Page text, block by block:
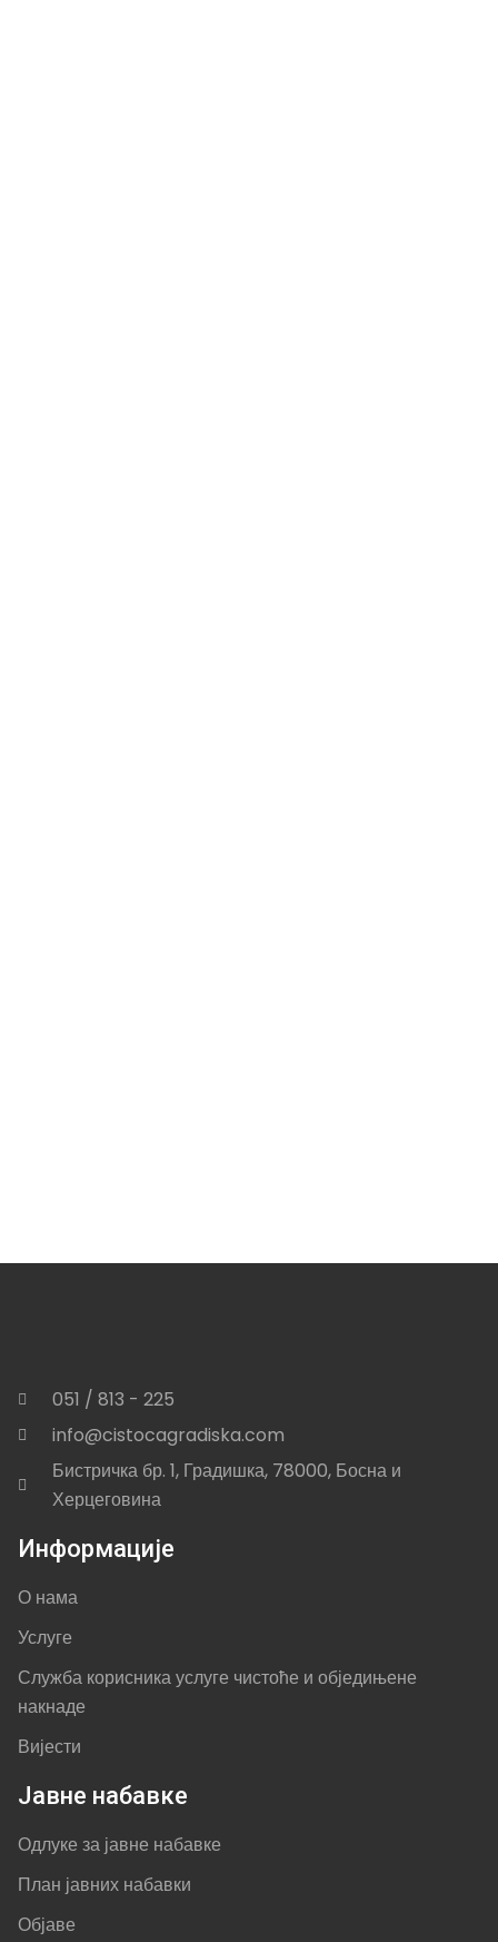
051 / 813 - 225
info@cistocagradiska.com
Бистричка бр. 1, Градишка, 78000, Босна и
Херцеговина
Информације
О нама
Услуге
Служба корисника услуге чистоће и обједињене
накнаде
Вијести
Јавне набавке
Одлуке за јавне набавке
План јавних набавки
Објаве